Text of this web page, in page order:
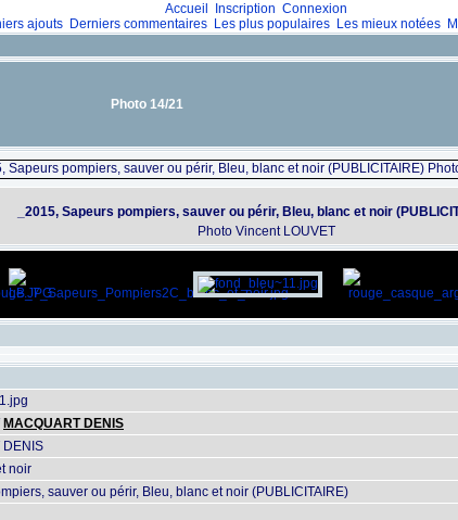
Accueil Inscription Connexion
ajouts Derniers commentaires Les plus populaires Les mieux notées
Photo 14/21
_2015, Sapeurs pompiers, sauver ou périr, Bleu, blanc et noir
Photo Vincent LOUVET
MACQUART DENIS
DENIS
noir
sauver ou périr, Bleu, blanc et noir (PUBLICITAIRE)